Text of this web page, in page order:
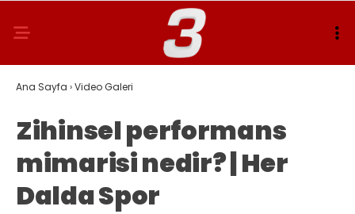
Ana Sayfa ›Video Galeri
Zihinsel performans
mimarisi nedir? | Her
Dalda Spor